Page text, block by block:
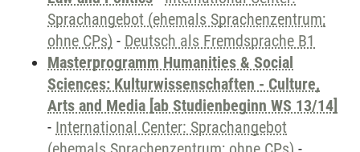
Sprachangebot (ehemals Sprachenzentrum;
ohne CPs) - Deutsch als Fremdsprache B1
Masterprogramm Humanities & Social
Sciences: Kulturwissenschaften - Culture,
Arts and Media [ab Studienbeginn WS 13/14]
- International Center: Sprachangebot